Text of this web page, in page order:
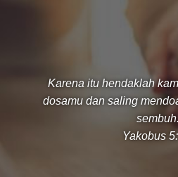
Karena itu hendaklah
dosamu dan saling
sembuh.
Yakobus